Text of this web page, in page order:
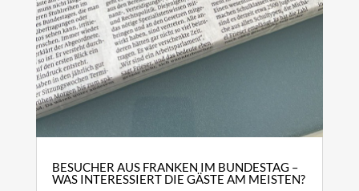
BESUCHER AUS FRANKEN IM BUNDESTAG –
WAS INTERESSIERT DIE GÄSTE AM MEISTEN?